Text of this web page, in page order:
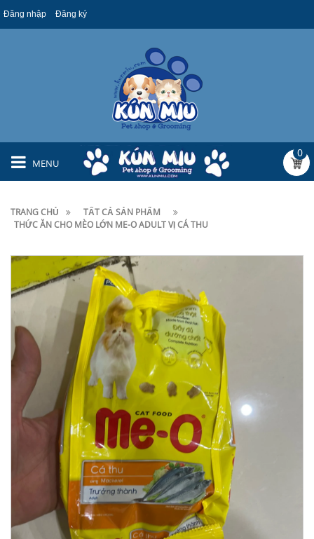
Đăng nhập Đăng ký
MENU
0
TRANG CHỦ
TẤT CẢ SẢN PHẨM
THỨC ĂN CHO MÈO LỚN ME-O ADULT VỊ CÁ THU